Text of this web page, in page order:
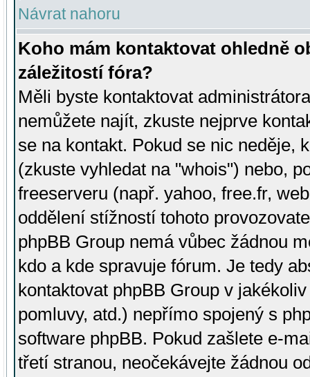
Návrat nahoru
Koho mám kontaktovat ohledně
záležitostí fóra?
Měli byste kontaktovat
nemůžete najít, zkuste nejprve
se na kontakt. Pokud se nic neděje,
(zkuste vyhledat na "whois") nebo,
freeserveru (např. yahoo, free.fr,
oddělení stížností tohoto
phpBB Group nemá vůbec žádnou
kdo a kde spravuje fórum. Je tedy
kontaktovat phpBB Group v
pomluvy, atd.) nepřímo spojený s
software phpBB. Pokud zašlete e-
třetí stranou, neočekávejte žádnou